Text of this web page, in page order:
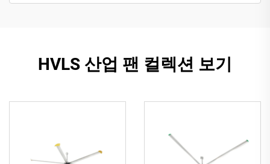
HVLS 산업 팬 컬렉션 보기